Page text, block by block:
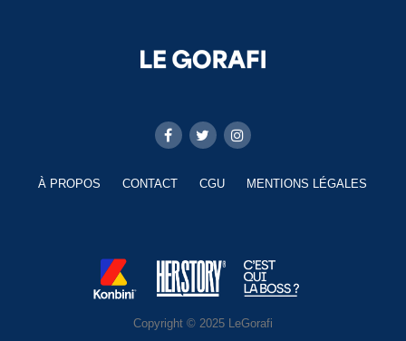
À PROPOS CONTACT CGU MENTIONS LÉGALES
Copyright © 2025 LeGorafi